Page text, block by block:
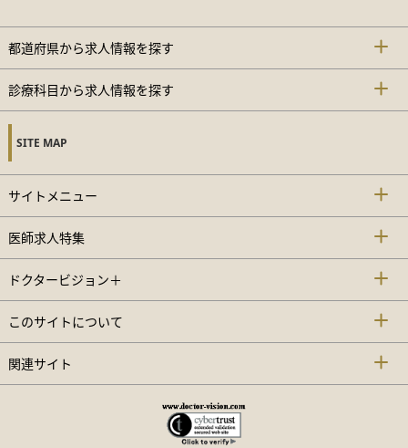
都道府県から求人情報を探す
診療科目から求人情報を探す
SITE MAP
サイトメニュー
医師求人特集
ドクタービジョン＋
このサイトについて
関連サイト